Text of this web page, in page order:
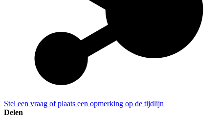
Stel een vraag of plaats een opmerking op de tijdlijn
Delen